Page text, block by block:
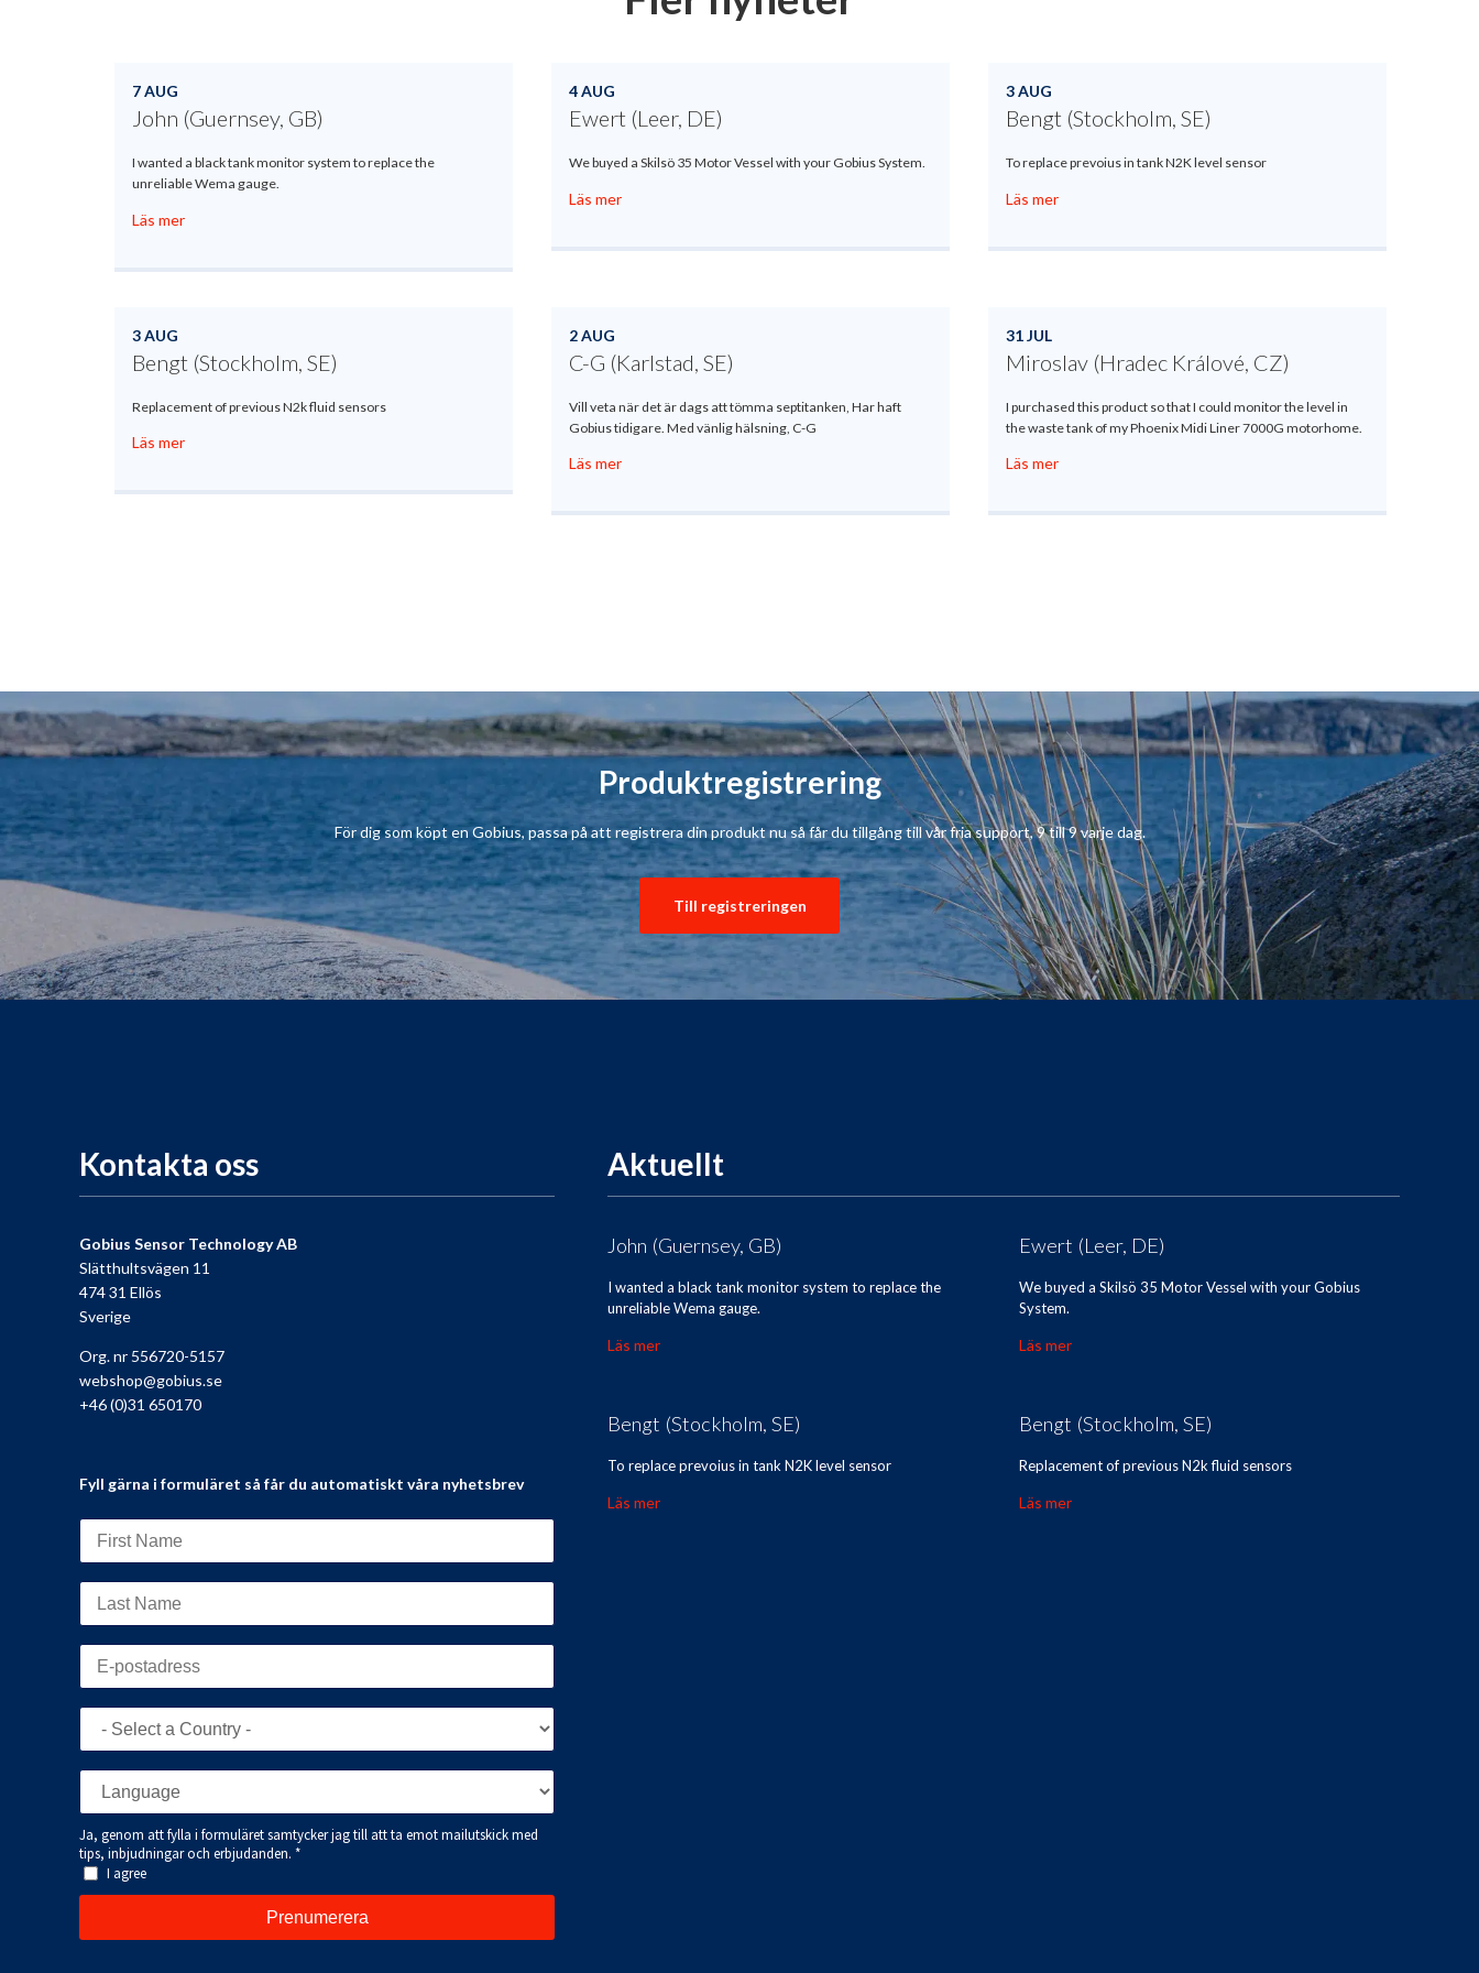
7 AUG
John (Guernsey, GB)
I wanted a black tank monitor system to replace the
unreliable Wema gauge.
Läs mer
4 AUG
Ewert (Leer, DE)
We buyed a Skilsö 35 Motor Vessel with your Gobius System.
Läs mer
3 AUG
Bengt (Stockholm, SE)
To replace prevoius in tank N2K level sensor
Läs mer
3 AUG
Bengt (Stockholm, SE)
Replacement of previous N2k fluid sensors
Läs mer
2 AUG
C-G (Karlstad, SE)
Vill veta när det är dags att tömma septitanken, Har haft
Gobius tidigare. Med vänlig hälsning, C-G
Läs mer
31 JUL
Miroslav (Hradec Králové, CZ)
I purchased this product so that I could monitor the level in
the waste tank of my Phoenix Midi Liner 7000G motorhome.
Läs mer
Produktregistrering
För dig som köpt en Gobius, passa på att registrera din produkt nu så får du tillgång till vår fria support, 9 till 9 varje dag.
Till registreringen
Kontakta oss
Gobius Sensor Technology AB
Slätthultsvägen 11
474 31 Ellös
Sverige
Org. nr 556720-5157
webshop@gobius.se
+46 (0)31 650170
Fyll gärna i formuläret så får du automatiskt våra nyhetsbrev
Aktuellt
John (Guernsey, GB)
I wanted a black tank monitor system to replace the
unreliable Wema gauge.
Läs mer
Ewert (Leer, DE)
We buyed a Skilsö 35 Motor Vessel with your Gobius
System.
Läs mer
Bengt (Stockholm, SE)
To replace prevoius in tank N2K level sensor
Läs mer
Bengt (Stockholm, SE)
Replacement of previous N2k fluid sensors
Läs mer